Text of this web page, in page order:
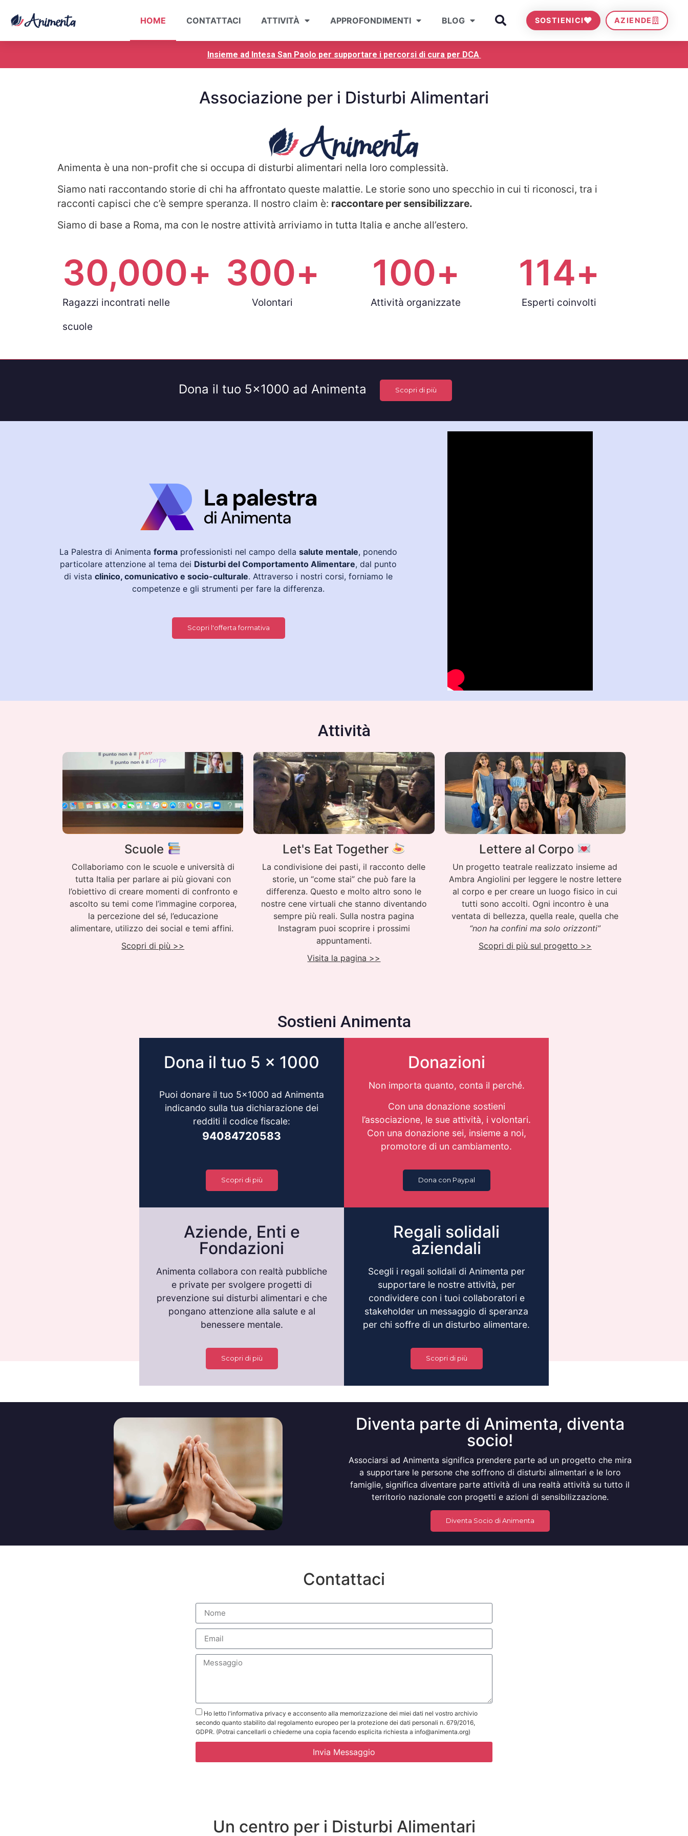
HOME CONTATTACI ATTIVITÀ APPROFONDIMENTI BLOG SOSTIENICI AZIENDE
Insieme ad Intesa San Paolo per supportare i percorsi di cura per DCA
Associazione per i Disturbi Alimentari
Animenta è una non-profit che si occupa di disturbi alimentari nella loro complessità.
Siamo nati raccontando storie di chi ha affrontato queste malattie. Le storie sono uno specchio in cui ti riconosci, tra i
racconti capisci che c’è sempre speranza. Il nostro claim è: raccontare per sensibilizzare.
Siamo di base a Roma, ma con le nostre attività arriviamo in tutta Italia e anche all’estero.
Ragazzi incontrati nelle
scuole
30,000+
Volontari
300+
Attività organizzate
100+
Esperti coinvolti
114+
Dona il tuo 5×1000 ad Animenta Scopri di più
La Palestra di Animenta forma professionisti nel campo della salute mentale, ponendo
particolare attenzione al tema dei Disturbi del Comportamento Alimentare, dal punto
di vista clinico, comunicativo e socio-culturale. Attraverso i nostri corsi, forniamo le
competenze e gli strumenti per fare la differenza.
Scopri l'offerta formativa
Attività
Scuole
Collaboriamo con le scuole e università di
tutta Italia per parlare ai più giovani con
l’obiettivo di creare momenti di confronto e
ascolto su temi come l’immagine corporea,
la percezione del sé, l’educazione
alimentare, utilizzo dei social e temi affini.
Scopri di più >>
Let's Eat Together
La condivisione dei pasti, il racconto delle
storie, un “come stai” che può fare la
differenza. Questo e molto altro sono le
nostre cene virtuali che stanno diventando
sempre più reali. Sulla nostra pagina
Instagram puoi scoprire i prossimi
appuntamenti.
Visita la pagina >>
Lettere al Corpo
Un progetto teatrale realizzato insieme ad
Ambra Angiolini per leggere le nostre lettere
al corpo e per creare un luogo fisico in cui
tutti sono accolti. Ogni incontro è una
ventata di bellezza, quella reale, quella che
“non ha confini ma solo orizzonti”
Scopri di più sul progetto >>
Sostieni Animenta
Dona il tuo 5 x 1000
Puoi donare il tuo 5×1000 ad Animenta
indicando sulla tua dichiarazione dei
redditi il codice fiscale:
94084720583
Scopri di più
Donazioni
Non importa quanto, conta il perché.
Con una donazione sostieni
l’associazione, le sue attività, i volontari.
Con una donazione sei, insieme a noi,
promotore di un cambiamento.
Dona con Paypal
Aziende, Enti e
Fondazioni
Animenta collabora con realtà pubbliche
e private per svolgere progetti di
prevenzione sui disturbi alimentari e che
pongano attenzione alla salute e al
benessere mentale.
Scopri di più
Regali solidali
aziendali
Scegli i regali solidali di Animenta per
supportare le nostre attività, per
condividere con i tuoi collaboratori e
stakeholder un messaggio di speranza
per chi soffre di un disturbo alimentare.
Scopri di più
Diventa parte di Animenta, diventa
socio!
Associarsi ad Animenta significa prendere parte ad un progetto che mira
a supportare le persone che soffrono di disturbi alimentari e le loro
famiglie, significa diventare parte attività di una realtà attività su tutto il
territorio nazionale con progetti e azioni di sensibilizzazione.
Diventa Socio di Animenta
Contattaci
Ho letto l'informativa privacy e acconsento alla memorizzazione dei miei dati nel vostro archivio
secondo quanto stabilito dal regolamento europeo per la protezione dei dati personali n. 679/2016,
GDPR. (Potrai cancellarli o chiederne una copia facendo esplicita richiesta a info@animenta.org)
Invia Messaggio
Un centro per i Disturbi Alimentari